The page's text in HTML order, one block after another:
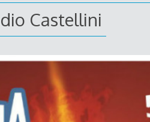
Castellini